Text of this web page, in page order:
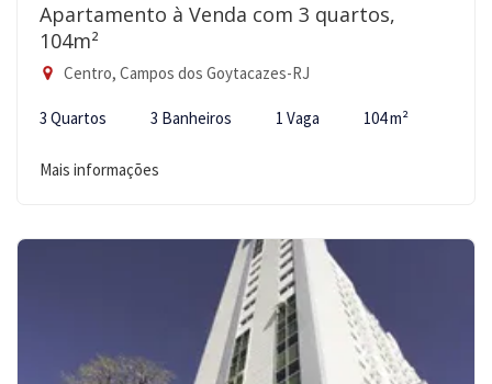
Apartamento à Venda com 3 quartos,
104m²
Centro, Campos dos Goytacazes-RJ
3 Quartos 3 Banheiros 1 Vaga 104 m²
Mais informações